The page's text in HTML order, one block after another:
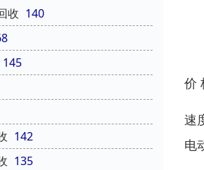
收 140
145
142
135
价
速
电